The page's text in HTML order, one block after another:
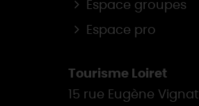
Espace groupes
Espace pro
Tourisme Loiret
15 rue Eugène Vignat